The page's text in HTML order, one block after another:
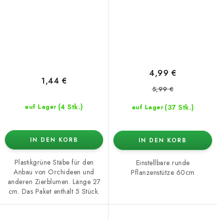
auf Lager (4 Stk.)
1,44 €
IN DEN KORB
Plastikgrüne Stäbe für den
Anbau von Orchideen und
anderen Zierblumen. Länge 27
cm. Das Paket enthält 5 Stück.
auf Lager (37 Stk.)
4,99 €
5,99 €
IN DEN KORB
Einstellbare runde
Pflanzenstütze 60cm